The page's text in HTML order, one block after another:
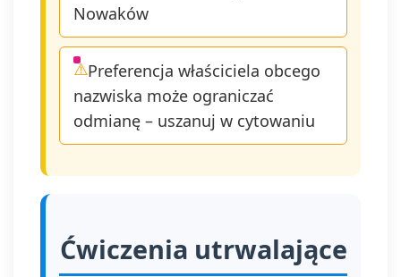
Nowaków
Preferencja właściciela obcego
nazwiska może ograniczać
odmianę – uszanuj w cytowaniu
Ćwiczenia utrwalające